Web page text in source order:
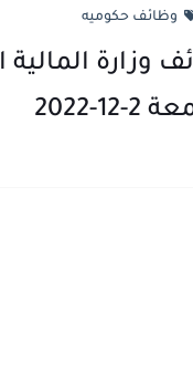
اعلان وظائف الهيئة القومية لسلامة الغذاء " لشغل وظيفة مفتش أغذية " لخريجي
وظائف حكوميه
وزارة
2022